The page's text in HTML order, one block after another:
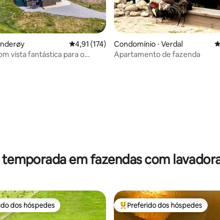
de 5, 170 avaliações
4,91 de uma avaliação média de 5, 174
4,91 (174)
vista fantástica para o
Condomínio ⋅ Verdal
Apartamento de fazenda
em fazendas com
preferidos dos hóspedes
dos hóspedes Entre os melhores preferidos
Preferido dos hóspedes